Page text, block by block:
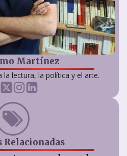
Martínez
la lectura, la política y el arte.
Relacionadas